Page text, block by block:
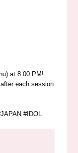
at 8:00 PM!
each session
#IDOL